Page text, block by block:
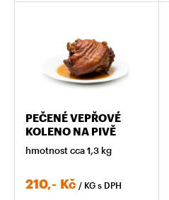
PEČENÉ VEPŘOVÉ
KOLENO NA PIVĚ
hmotnost cca 1,3 kg
210,- Kč / KG s DPH